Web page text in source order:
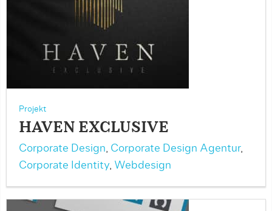
Projekt
HAVEN EXCLUSIVE
Corporate Design, Corporate Design Agentur,
Corporate Identity, Webdesign